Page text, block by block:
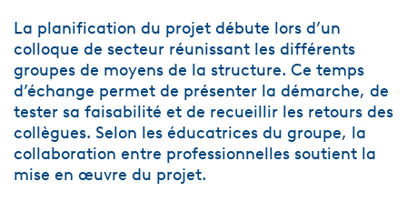
La planification du projet débute lors d’un
colloque de secteur réunissant les différents
groupes de moyens de la structure. Ce temps
d’échange permet de présenter la démarche, de
tester sa faisabilité et de recueillir les retours des
collègues. Selon les éducatrices du groupe, la
collaboration entre professionnelles soutient la
mise en œuvre du projet.